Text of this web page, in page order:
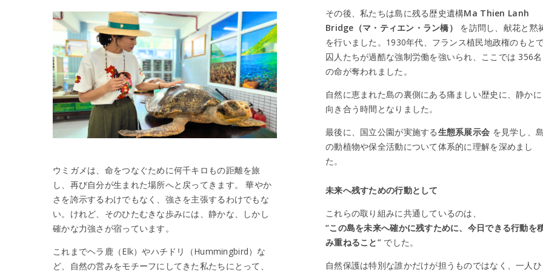
その後、私たちは島に残る歴史遺構Ma Thien Lanh
Bridge（マ・ティエン・ラン橋）
を訪問し、献花と黙
を行いました。1930年代、フランス植民地政権のもと
囚人たちが過酷な強制労働を強いられ、ここでは 356名
の命が奪われました。
自然に恵まれた島の裏側にある痛ましい歴史に、静かに
向き合う時間となりました。
最後に、国立公園が実施する生態系展示会 を見学し、島
の動植物や保全活動について体系的に理解を深めまし
た。
未来へ残すための行動として
これらの取り組みに共通しているのは、
“この島を未来へ確かに残すために、今日できる行動を
み重ねること”でした。
自然保護は特別な誰かだけが担うものではなく、一人ひ
ウミガメは、命をつなぐために何千キロもの距離を旅
し、再び自分が生まれた場所へと戻ってきます。 華やか
さを誇示するわけでもなく、強さを主張するわけでもな
い。けれど、そのひたむきな歩みには、静かな、しかし
確かな力強さが宿っています。
これまでヘラ鹿（Elk）やハチドリ（Hummingbird）な
ど、自然の営みをモチーフにしてきた私たちにとって、